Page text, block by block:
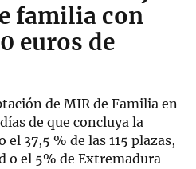
familia con
euros de
de MIR de Familia en
de que concluya la
37,5 % de las 115 plazas,
o el 5% de Extremadura